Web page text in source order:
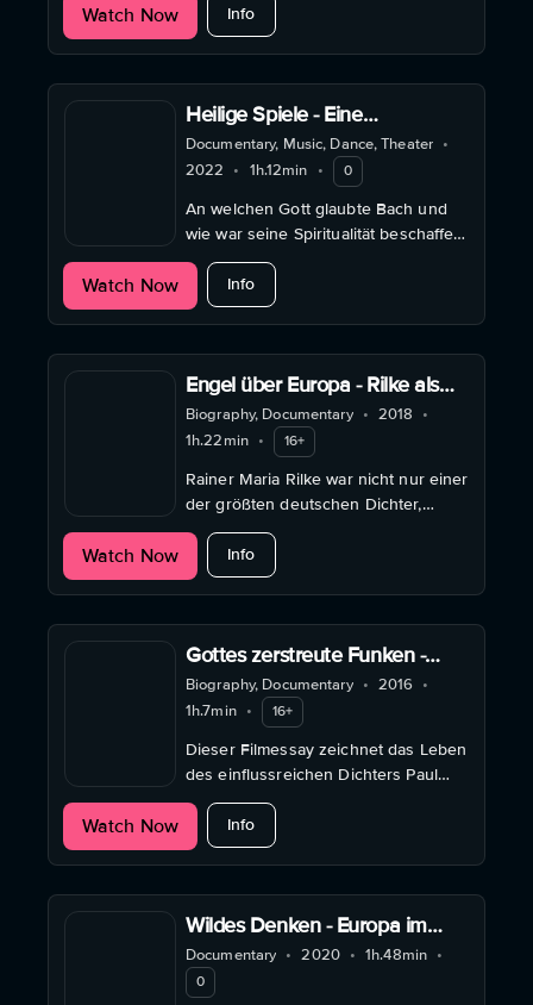
bis in die keltische Zeit
zurückreichen.
Watch Now Infoabout Magisches Irland
Heilige Spiele - Eine
Filmwanderung zu Johann
Sebastian Bach
Documentary, Music, Dance, Theater •
2022
• 1h.12min • 0
An welchen Gott glaubte Bach und
wie war seine Spiritualität beschaffen,
die wohl die engen Kreise seines
protestantischen Umfeldes weit
überschritt?
Watch Now Infoabout Heilige Spiele - Eine
Engel über Europa - Rilke als
Gottsucher
Biography, Documentary • 2018
•
1h.22min • 16+
Rainer Maria Rilke war nicht nur einer
der größten deutschen Dichter,
sondern auch ein spirituell
Suchender, der jedoch ganz eigene
Wege ging.
Watch Now Infoabout Engel über Europa - Rilke als
Gottes zerstreute Funken -
Jüdische Mystik bei Paul Celan
Biography, Documentary • 2016 •
1h.7min • 16+
Dieser Filmessay zeichnet das Leben
des einflussreichen Dichters Paul
Celan nach und beleuchtet sein
Interesse an der mystischen Tradition
der Kabbala
Watch Now Infoabout Gottes zerstreute Funken -
Wildes Denken - Europa im
Dialog mit spirituellen Kulturen
der Welt
Documentary • 2020 • 1h.48min •
0